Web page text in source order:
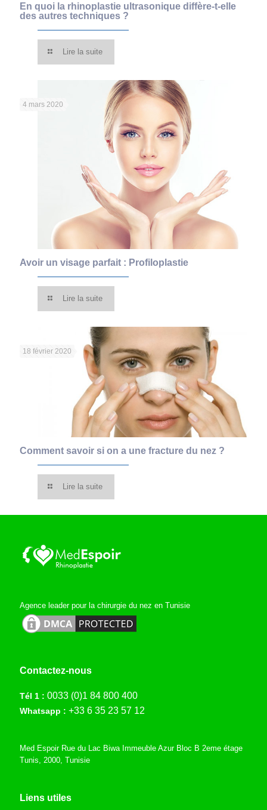
En quoi la rhinoplastie ultrasonique diffère-t-elle
des autres techniques ?
Lire la suite
4 mars 2020
Avoir un visage parfait : Profiloplastie
Lire la suite
18 février 2020
Comment savoir si on a une fracture du nez ?
Lire la suite
Agence leader pour la chirurgie du nez en Tunisie
Contactez-nous
Tél 1 : 0033 (0)1 84 800 400
Whatsapp : +33 6 35 23 57 12
Med Espoir Rue du Lac Biwa Immeuble Azur Bloc B 2eme étage
Tunis, 2000, Tunisie
Liens utiles